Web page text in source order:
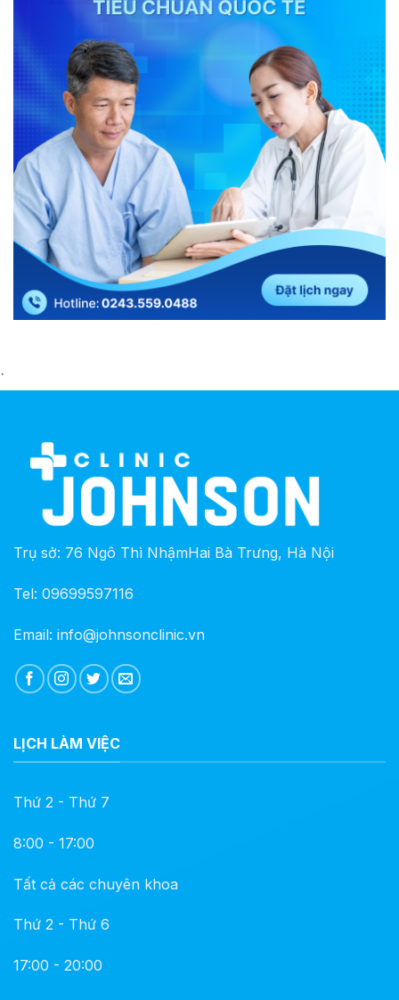
`
Trụ sở: 76 Ngô Thì NhậmHai Bà Trưng, Hà Nội
Tel: 09699597116
Email: info@johnsonclinic.vn
LỊCH LÀM VIỆC
Thứ 2 - Thứ 7
8:00 - 17:00
Tất cả các chuyên khoa
Thứ 2 - Thứ 6
17:00 - 20:00